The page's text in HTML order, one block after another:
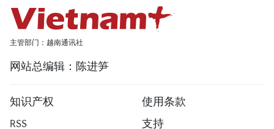
主管部门：越南通讯社
网站总编辑：陈进笋
知识产权
使用条款
RSS
支持